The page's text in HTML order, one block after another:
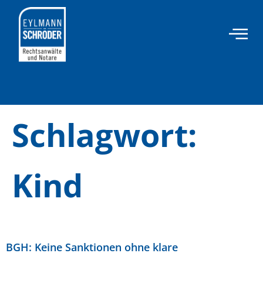
springen
Schlagwort:
Kind
BGH: Keine Sanktionen ohne klare